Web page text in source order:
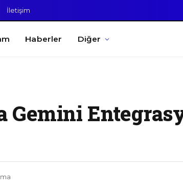
İletişim
Haberler Diğer
Gemini